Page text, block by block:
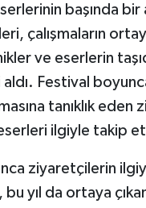
başında
çalışmaların
ve eserlerin
aldı. Festival
tanıklık eden
ilgiyle takip
ziyaretçilerin
yıl da ortaya